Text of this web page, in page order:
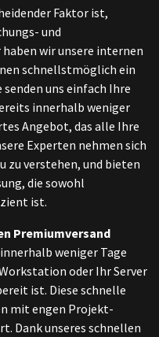
Faktor ist,
und
wir unsere internen
schnellstmöglich ein
uns einfach Ihre
innerhalb weniger
Angebot, das alle Ihre
Experten nehmen sich
zu verstehen, und bieten
die sowohl
ist.
Premiumversand
weniger Tage
oder Ihr Server
ist. Diese schnelle
mit engen Projekt-
Dank unseres schnellen